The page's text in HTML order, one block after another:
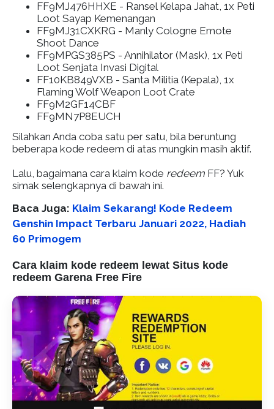
FF9MJ476HHXE - Ransel Kelapa Jahat, 1x Peti
Loot Sayap Kemenangan
FF9MJ31CXKRG - Manly Cologne Emote
Shoot Dance
FF9MPGS385PS - Annihilator (Mask), 1x Peti
Loot Senjata Invasi Digital
FF10KB849VXB - Santa Militia (Kepala), 1x
Flaming Wolf Weapon Loot Crate
FF9M2GF14CBF
FF9MN7P8EUCH
Silahkan Anda coba satu per satu, bila beruntung
beberapa kode redeem di atas mungkin masih aktif.
Lalu, bagaimana cara klaim kode redeem FF? Yuk
simak selengkapnya di bawah ini.
Baca Juga: Klaim Sekarang! Kode Redeem
Genshin Impact Terbaru Januari 2022, Hadiah
60 Primogem
Cara klaim kode redeem lewat Situs kode
redeem Garena Free Fire